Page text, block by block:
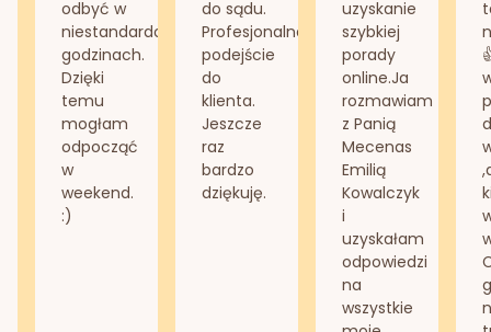
odbyć w
niestandardowych
godzinach.
Dzięki
temu
mogłam
odpocząć
w
weekend.
:)
do sądu.
Profesjonalne
podejście
do
klienta.
Jeszcze
raz
bardzo
dziękuję.
uzyskanie
szybkiej
porady
online.Ja
rozmawiam
z Panią
Mecenas
Emilią
Kowalczyk
i
uzyskałam
odpowiedzi
na
wszystkie